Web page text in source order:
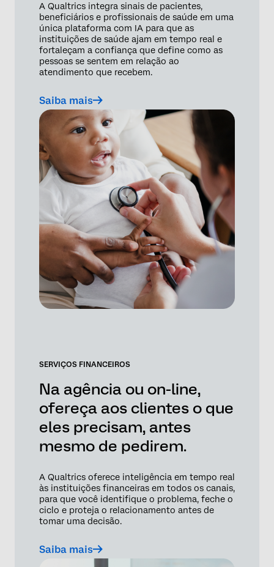
A Qualtrics integra sinais de pacientes,
beneficiários e profissionais de saúde em uma
única plataforma com IA para que as
instituições de saúde ajam em tempo real e
fortaleçam a confiança que define como as
pessoas se sentem em relação ao
atendimento que recebem.
Saiba mais
SERVIÇOS FINANCEIROS
Na agência ou on-line,
ofereça aos clientes o que
eles precisam, antes
mesmo de pedirem.
A Qualtrics oferece inteligência em tempo real
às instituições financeiras em todos os canais,
para que você identifique o problema, feche o
ciclo e proteja o relacionamento antes de
tomar uma decisão.
Saiba mais